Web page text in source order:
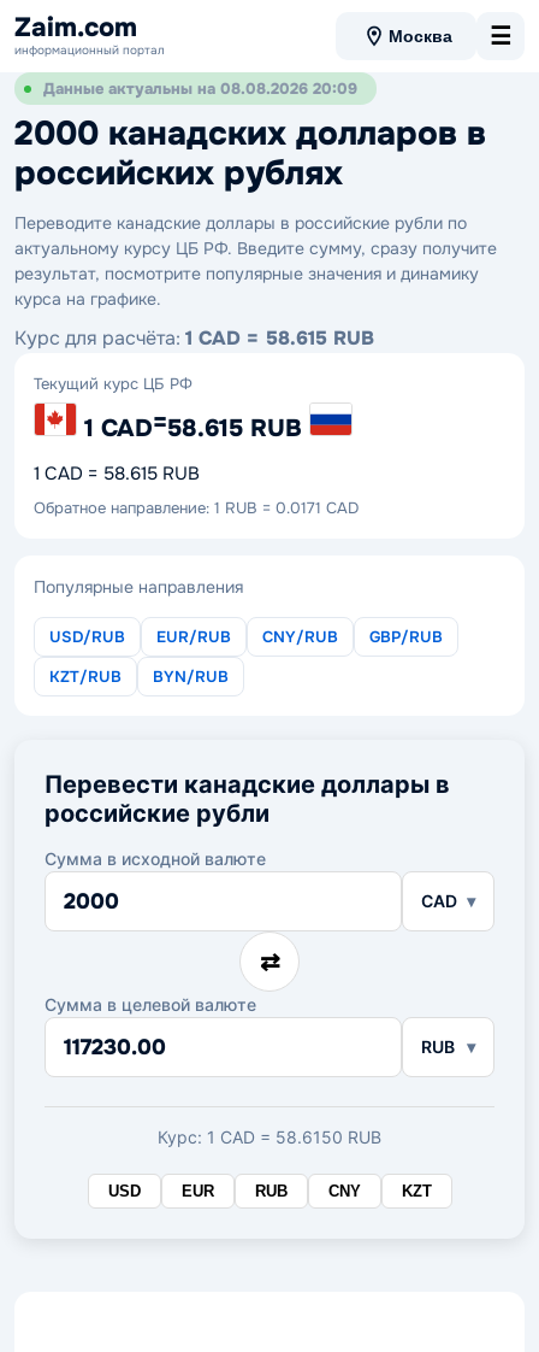
Zaim.com
информационный портал
Москва ☰
Данные актуальны на 08.08.2026 20:09
2000 канадских долларов в
российских рублях
Переводите канадские доллары в российские рубли по
актуальному курсу ЦБ РФ. Введите сумму, сразу получите
результат, посмотрите популярные значения и динамику
курса на графике.
Курс для расчёта: 1 CAD = 58.615 RUB
Текущий курс ЦБ РФ
1 CAD=58.615 RUB
1 CAD = 58.615 RUB
Обратное направление: 1 RUB = 0.0171 CAD
Популярные направления
USD/RUB EUR/RUB CNY/RUB
GBP/RUB
KZT/RUB
BYN/RUB
Перевести канадские доллары в
российские рубли
Сумма в исходной валюте
Сумма
исходной
CAD
⇄
Сумма в целевой валюте
Сумма
целевой
валюте
RUB
Курс: 1 CAD = 58.6150 RUB
USD EUR RUB CNY KZT